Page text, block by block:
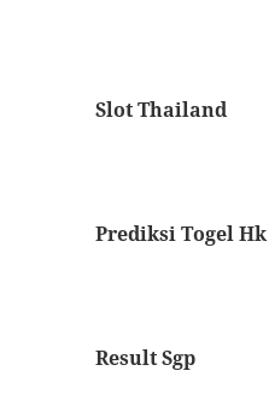
Slot Thailand
Prediksi Togel Hk
Result Sgp